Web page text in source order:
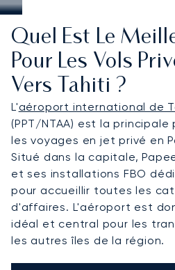
Quel Est Le
Pour Les Vols
Vers Tahiti ?
L'aéroport international de
(PPT/NTAA) est la
les voyages en jet privé en
Situé dans la capitale,
et ses installations FBO
pour accueillir toutes les
d'affaires. L'aéroport est
idéal et central pour les
les autres îles de la région.